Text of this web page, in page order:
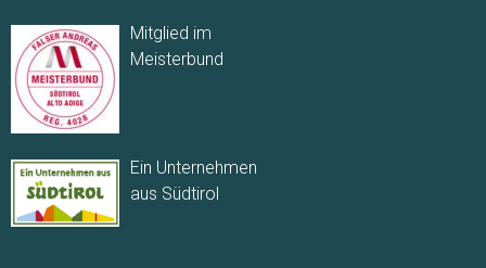
Mitglied im
Meisterbund
Ein Unternehmen
aus Südtirol